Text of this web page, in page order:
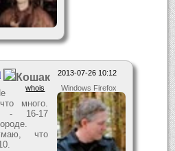
2013-07-26 10:12
Windows Firefox
whois
Кошак
много.
- 16-17
что